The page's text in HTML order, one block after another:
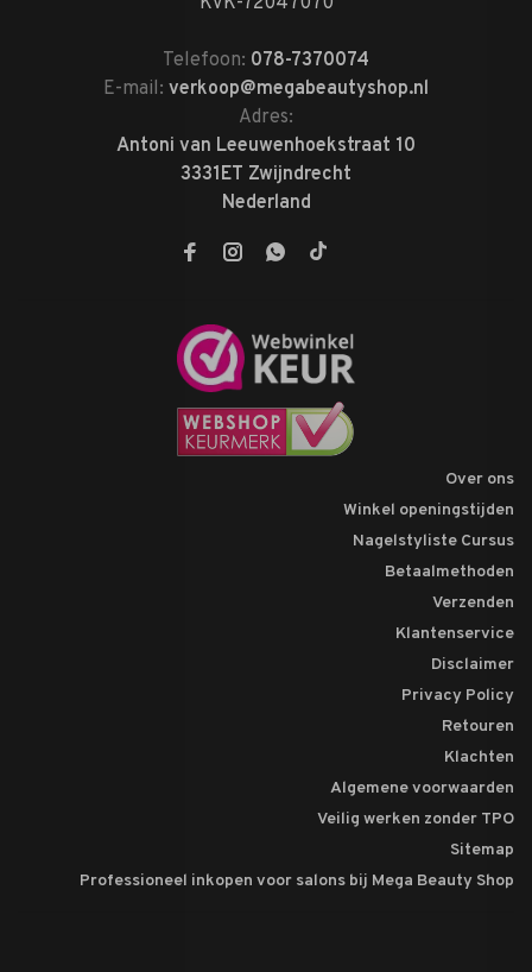
Telefoon: 078-7370074
E-mail: verkoop@megabeautyshop.nl
Adres:
Antoni van Leeuwenhoekstraat 10
3331ET Zwijndrecht
Nederland
Over ons
Winkel openingstijden
Nagelstyliste Cursus
Betaalmethoden
Verzenden
Klantenservice
Disclaimer
Privacy Policy
Retouren
Klachten
Algemene voorwaarden
Veilig werken zonder TPO
Sitemap
Professioneel inkopen voor salons bij Mega Beauty Shop